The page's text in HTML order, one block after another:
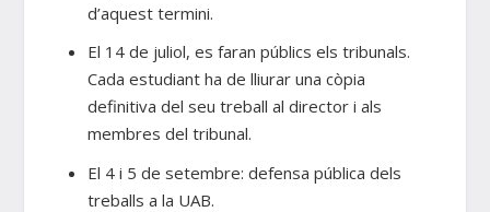
d’aquest termini.
El 14 de juliol, es faran públics els tribunals.
Cada estudiant ha de lliurar una còpia
definitiva del seu treball al director i als
membres del tribunal.
El 4 i 5 de setembre: defensa pública dels
treballs a la UAB.